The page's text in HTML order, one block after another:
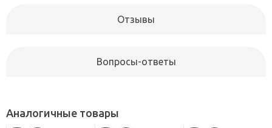
Отзывы
Вопросы-ответы
Аналогичные товары